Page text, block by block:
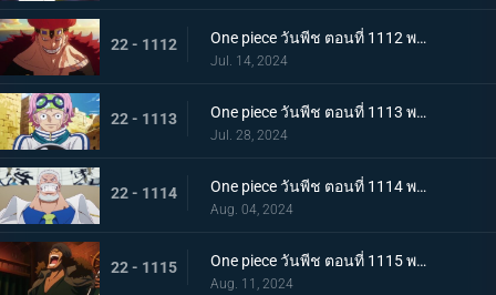
22 - 1112 One piece วันพีช ตอนที่ 1112 พากย์ไทย ปะทะ! แชงค์ส vs ยูสทัส คิด
Jul. 14, 2024
22 - 1113 One piece วันพีช ตอนที่ 1113 พากย์ไทย วิ่งสิโคบี้! กลยุทธ์การหลบหนีที่สิ้นหวัง!
Jul. 28, 2024
22 - 1114 One piece วันพีช ตอนที่ 1114 พากย์ไทย เพื่อลูกศิษย์ที่รัก - หมัดของรองพลเรือเอกการ์ป!
Aug. 04, 2024
22 - 1115 One piece วันพีช ตอนที่ 1115 พากย์ไทย กองทัพเรืออึ้ง! อดีตพลเรือเอกกองบัญชาการกองทัพเรือ คุซัน
Aug. 11, 2024